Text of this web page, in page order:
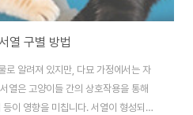
열 구별 방법
로 알려져 있지만, 다묘 가정에서는 자
열은 고양이들 간의 상호작용을 통해
이 영향을 미칩니다. 서열이 형성되면